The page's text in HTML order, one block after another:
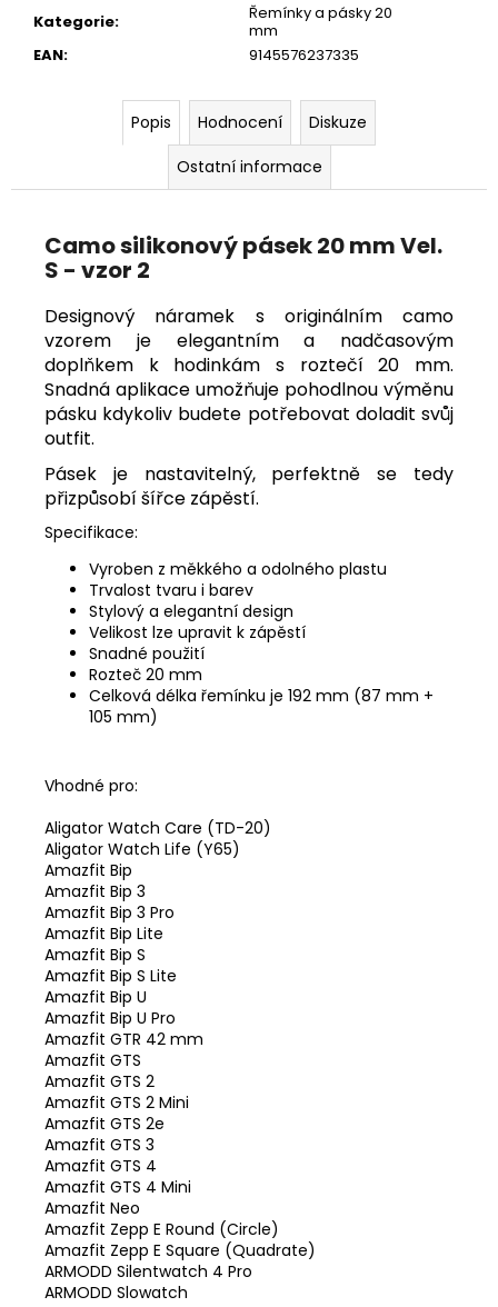
Kategorie:
Řemínky a pásky 20
mm
EAN: 9145576237335
Popis Hodnocení
Diskuze
Ostatní informace
Camo silikonový pásek 20 mm Vel.
S - vzor 2
Designový náramek s originálním camo
vzorem je elegantním a nadčasovým
doplňkem k hodinkám s roztečí 20 mm.
Snadná aplikace umožňuje pohodlnou výměnu
pásku kdykoliv budete potřebovat doladit svůj
outfit.
Pásek je nastavitelný, perfektně se tedy
přizpůsobí šířce zápěstí.
Specifikace:
Vyroben z měkkého a odolného plastu
Trvalost tvaru i barev
Stylový a elegantní design
Velikost lze upravit k zápěstí
Snadné použití
Rozteč 20 mm
Celková délka řemínku je 192 mm (87 mm +
105 mm)
Vhodné pro:
Aligator Watch Care (TD-20)
Aligator Watch Life (Y65)
Amazfit Bip
Amazfit Bip 3
Amazfit Bip 3 Pro
Amazfit Bip Lite
Amazfit Bip S
Amazfit Bip S Lite
Amazfit Bip U
Amazfit Bip U Pro
Amazfit GTR 42 mm
Amazfit GTS
Amazfit GTS 2
Amazfit GTS 2 Mini
Amazfit GTS 2e
Amazfit GTS 3
Amazfit GTS 4
Amazfit GTS 4 Mini
Amazfit Neo
Amazfit Zepp E Round (Circle)
Amazfit Zepp E Square (Quadrate)
ARMODD Silentwatch 4 Pro
ARMODD Slowatch